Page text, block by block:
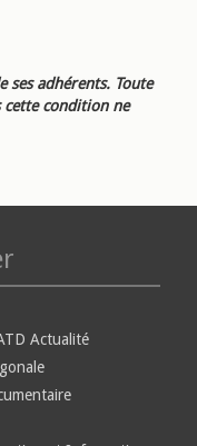
ses adhérents. Toute
cette condition ne
Actualité